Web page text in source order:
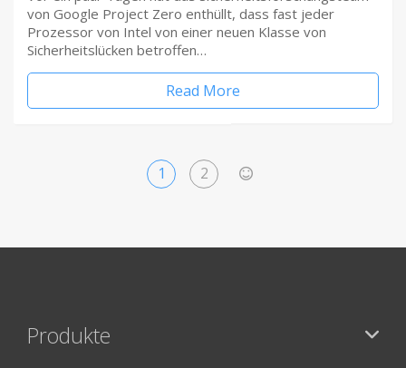
von Google Project Zero enthüllt, dass fast jeder
Prozessor von Intel von einer neuen Klasse von
Sicherheitslücken betroffen…
Read More
1 2
Produkte